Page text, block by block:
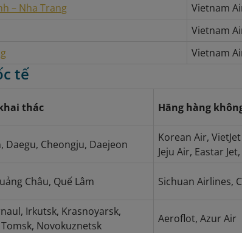
– Nha Trang
Vietnam
Vietnam
Vietnam
tế
thác Hãng hàng
Daegu, Cheongju, Daejeon
Korean Air,
Jeju Air, Eastar
Châu, Quế Lâm Sichuan Airlines,
Irkutsk, Krasnoyarsk,
Novokuznetsk
Aeroflot, Azur Air